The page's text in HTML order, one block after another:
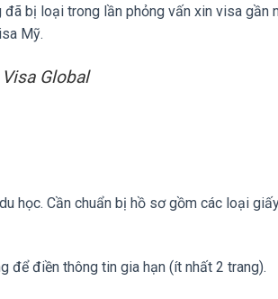
bị loại trong lần phỏng vấn xin visa gần
Mỹ.
Global
học. Cần chuẩn bị hồ sơ gồm các loại
để điền thông tin gia hạn (ít nhất 2 trang).